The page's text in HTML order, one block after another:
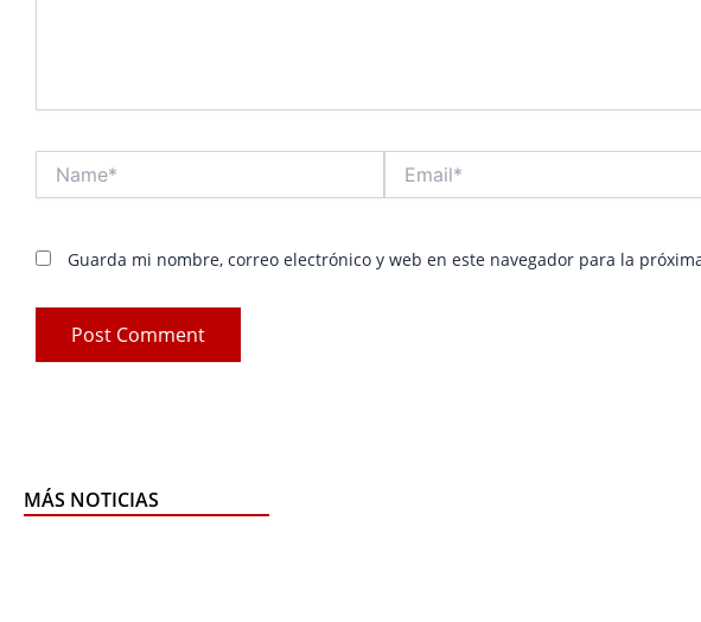
Guarda mi nombre, correo electrónico y web en este navegador para la
MÁS NOTICIAS